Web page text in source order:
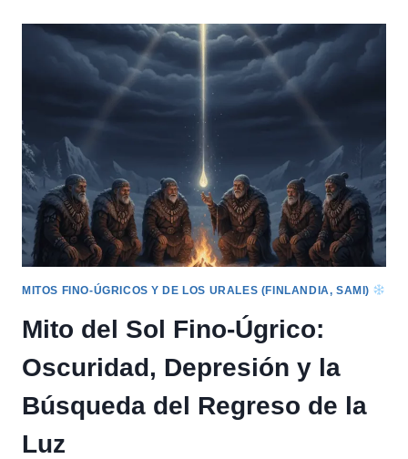
AHTI:
FLUIDEZ,
RIQUEZA
PODER
ACUÁTICO
MITOS FINO-ÚGRICOS Y DE LOS URALES (FINLANDIA, SAMI)
Mito del Sol Fino-Úgrico:
Oscuridad, Depresión y la
Búsqueda del Regreso de la
Luz